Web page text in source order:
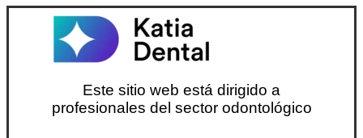
Este sitio web está dirigido a
profesionales del sector odontológico